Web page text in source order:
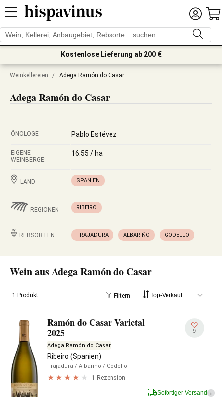
Kostenlose Lieferung ab 200 €
Weinkellereien / Adega Ramón do Casar
Adega Ramón do Casar
ÖNOLOGE Pablo Estévez
EIGENE
WEINBERGE:
16.55 / ha
LAND SPANIEN
REGIONEN RIBEIRO
REBSORTEN TRAJADURA ALBARIÑO GODELLO
Wein aus Adega Ramón do Casar
1 Produkt Filtern
Ramón do Casar Varietal
2025
Adega Ramón do Casar
Ribeiro (Spanien)
Trajadura / Albariño / Godello
1 Rezension
9
Sofortiger Versand i